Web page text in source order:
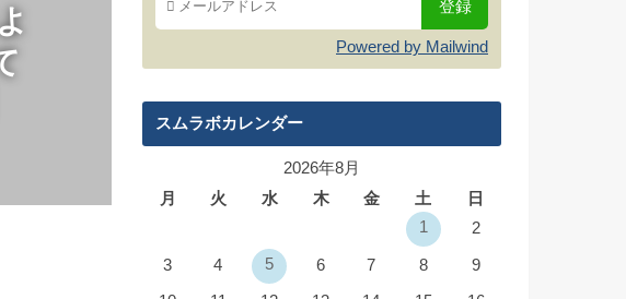
Powered by Mailwind
スムラボカレンダー
2026年8月
月
火 水 木 金 土
日
1
2
3 4 5 6 7 8 9